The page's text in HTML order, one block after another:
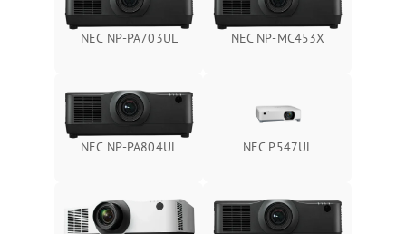
NEC NP-PA703UL NEC NP-MC453X
NEC NP-PA804UL NEC P547UL